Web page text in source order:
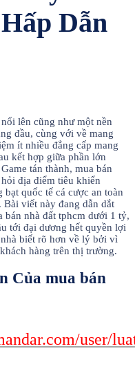
Dẫn
lên cũng như một nền
đầu, cùng với về mang
ít nhiều đẳng cấp mang
kết hợp giữa phần lớn
tán thành, mua bán
địa điểm tiêu khiển
quốc tế cá cược an toàn
viết này đang dẫn dắt
bán nhà đất tphcm dưới 1 tỷ,
tới đại dương hết quyền lợi
biết rõ hơn về lý bởi vì
hàng trên thị trường.
Của mua bán
user/